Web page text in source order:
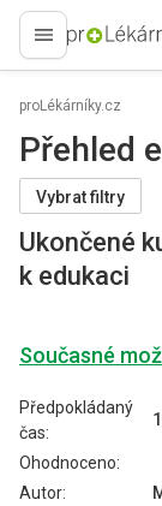
proLékaře.cz
proLékárníky.cz
Přehled
Vybrat filtry
Ukončené
k edukaci
Současné
Předpokládaný
čas:
Ohodnoceno:
Autor: